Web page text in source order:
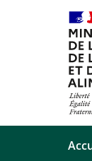
Aller au contenu